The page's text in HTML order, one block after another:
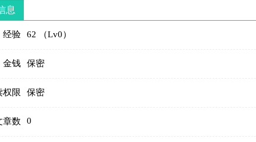
息
经验 62 （Lv0）
金钱 保密
权限 保密
章数 0